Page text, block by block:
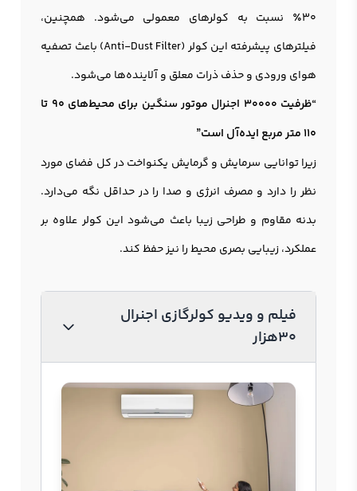
30٪ نسبت به کولرهای معمولی می‌شود. همچنین،
فیلترهای پیشرفته این کولر (Anti-Dust Filter) باعث تصفیه
هوای ورودی و حذف ذرات معلق و آلاینده‌ها می‌شود.
“ظرفیت 30000 اجنرال موتور سنگین
برای محیط‌های 90 تا
110 متر مربع ایده‌آل است”
زیرا توانایی سرمایش و گرمایش یکنواخت در کل فضای مورد
نظر را دارد و مصرف انرژی و صدا را در حداقل نگه می‌دارد.
بدنه مقاوم و طراحی زیبا باعث می‌شود این کولر علاوه بر
عملکرد، زیبایی بصری محیط را نیز حفظ کند.
فیلم و ویدیو کولرگازی اجنرال
۳۰هزار